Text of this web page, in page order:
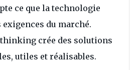
ce que la technologie
du marché.
crée des solutions
utiles et réalisables.